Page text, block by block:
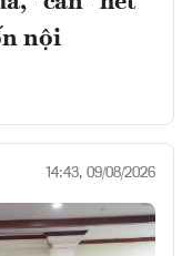
nội
14:43, 09/08/2026